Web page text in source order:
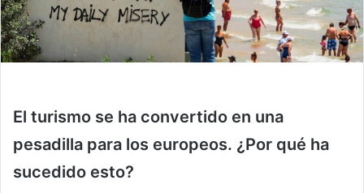
El turismo se ha convertido en una
pesadilla para los europeos. ¿Por qué ha
sucedido esto?